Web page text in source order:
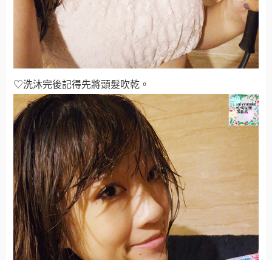
♡洗沐完後記得先將頭髮吹乾 。